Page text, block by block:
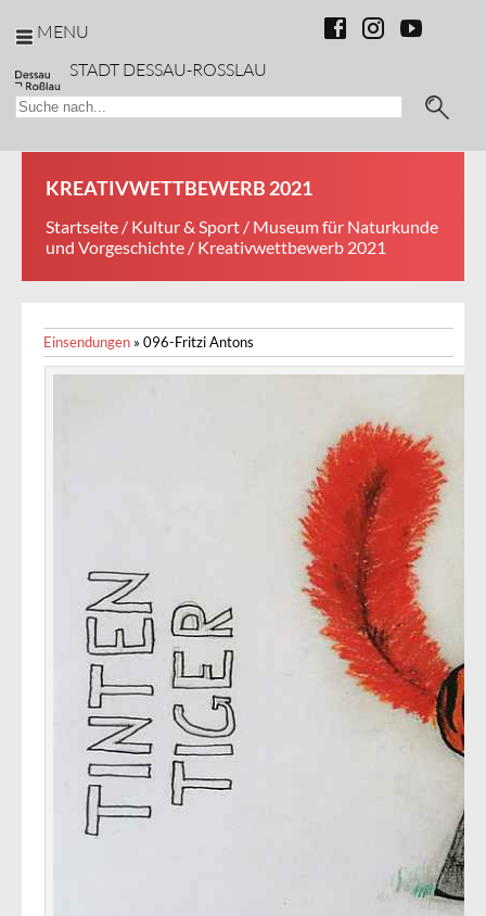
MENU
STADT DESSAU-ROSSLAU
KREATIVWETTBEWERB 2021
Startseite / Kultur & Sport / Museum für Naturkunde
und Vorgeschichte / Kreativwettbewerb 2021
Einsendungen » 096-Fritzi Antons